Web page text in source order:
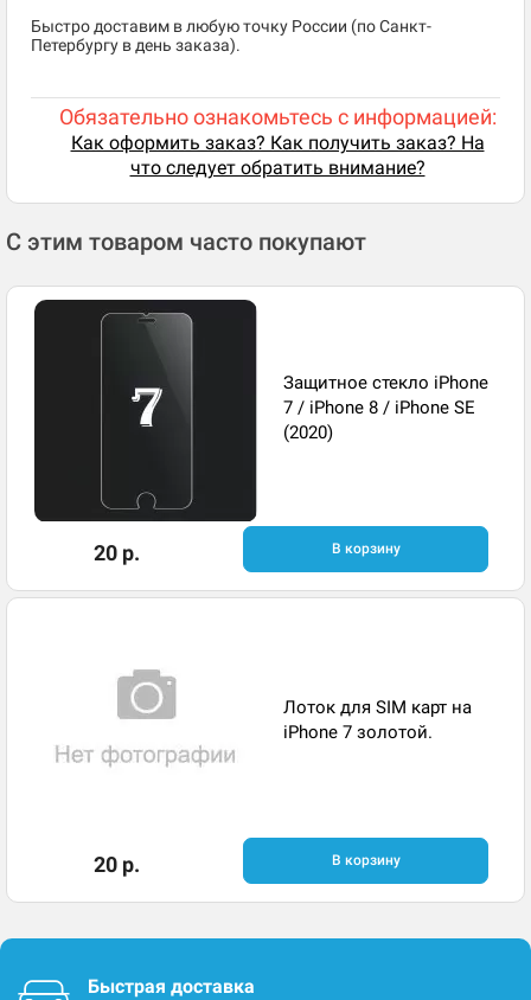
Быстро доставим в любую точку России (по Санкт-
Петербургу в день заказа).
Обязательно ознакомьтесь с информацией:
Как оформить заказ? Как получить заказ? На
что следует обратить внимание?
С этим товаром часто покупают
Защитное стекло iPhone
7 / iPhone 8 / iPhone SE
(2020)
20 р. В корзину
Лоток для SIM карт на
iPhone 7 золотой.
20 р. В корзину
Быстрая доставка